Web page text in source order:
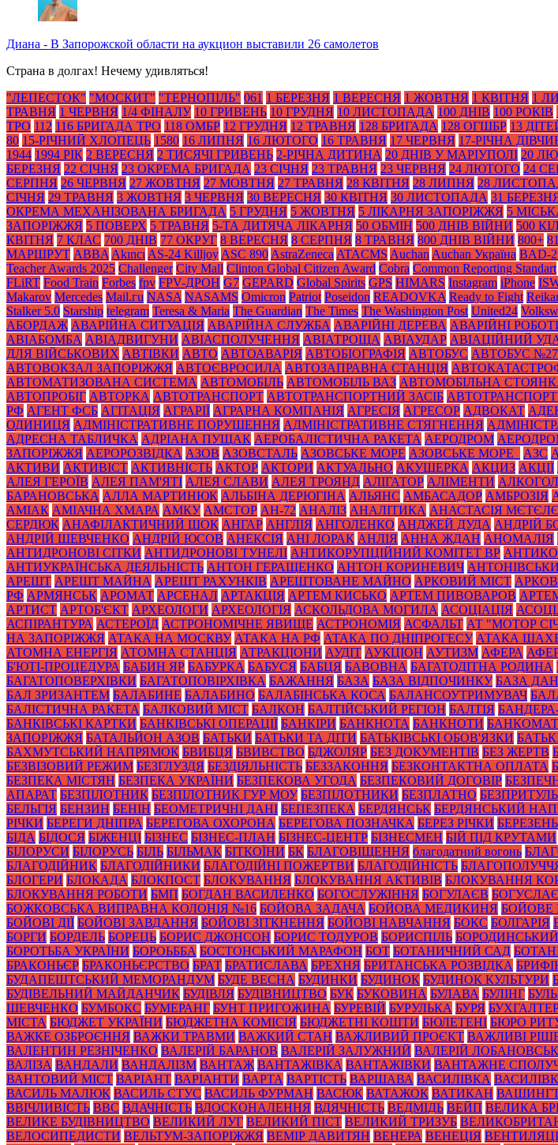
Диана - В Запорожской области на аукцион выставили 26 самолетов
Страна в долгах! Нечему удивляться!
"ЛЕПЕСТОК" "МОСКИТ" "ТЕРНОПІЛЬ" 061 1 БЕРЕЗНЯ 1 ВЕРЕСНЯ 1 ЖОВТНЯ 1 КВІТНЯ 1
ТРАВНЯ 1 ЧЕРВНЯ 1/4 ФІНАЛУ 10 ГРИВЕНЬ 10 ГРУДНЯ 10 ЛИСТОПАДА 100 ДНІВ 100 РОКІВ
ТРО 112 116 БРИГАДА ТРО 118 ОМБР 12 ГРУДНЯ 12 ТРАВНЯ 128 БРИГАДА 128 ОГШБР 13
80 15-РІЧНИЙ ХЛОПЕЦЬ 1580 16 ЛИПНЯ 16 ЛЮТОГО 16 ТРАВНЯ 17 ЧЕРВНЯ 17-РІЧНА
1944 1994 РІК 2 ВЕРЕСНЯ 2 ТИСЯЧІ ГРИВЕНЬ 2-РІЧНА ДИТИНА 20 ДНІВ У МАРІУПОЛІ 20
БЕРЕЗНЯ 22 СІЧНЯ 23 ОКРЕМА БРИГАДА 23 СІЧНЯ 23 ТРАВНЯ 23 ЧЕРВНЯ 24 ЛЮТОГО 24
СЕРПНЯ 26 ЧЕРВНЯ 27 ЖОВТНЯ 27 МОВТНЯ 27 ТРАВНЯ 28 КВІТНЯ 28 ЛИПНЯ 28
СІЧНЯ 29 ТРАВНЯ 3 ЖОВТНЯ 3 ЧЕРВНЯ 30 ВЕРЕСНЯ 30 КВІТНЯ 30 ЛИСТОПАДА 31
ОКРЕМА МЕХАНІЗОВАНА БРИГАДА 5 ГРУДНЯ 5 ЖОВТНЯ 5 ЛІКАРНЯ ЗАПОРІЖЖЯ 5
ЗАПОРІЖЖЯ 5 ПОВЕРХ 5 ТРАВНЯ 5-ТА ДИТЯЧА ЛІКАРНЯ 50 ОБМІН 500 ДНІВ ВІЙНИ 500
КВІТНЯ 7 КЛАС 700 ДНІВ 77 ОКРУГ 8 ВЕРЕСНЯ 8 СЕРПНЯ 8 ТРАВНЯ 800 ДНІВ ВІЙНИ 800+
МАРШРУТ ABBA Akıncı AS-24 Killjoy ASC 890 AstraZeneca ATACMS Auchan Auchan Україна BAD-2
Teacher Awards 2025 Challenger City Mall Clinton Global Citizen Award Cobra Common Reporting Standart
FLiRT Food Train Forbes fpv FPV-ДРОН G7 GEPARD Global Spirits GPS HIMARS Instagram iPhone
Makarov Mercedes Mаil.гu NASA NASAMS Omicron Patriot Poseidon READOVKA Ready to Fight
Stalker 5.0 Starship telegram Teresa & Maria The Guardian The Times The Washington Post United24
АБОРДАЖ АВАРІЙНА СИТУАЦІЯ АВАРІЙНА СЛУЖБА АВАРІЙНІ ДЕРЕВА АВАРІЙНІ
АВІАБОМБА АВІАДВИГУНИ АВІАСПОЛУЧЕННЯ АВІАТРОЩА АВІАУДАР АВІАЦІЙНИЙ
ДЛЯ ВІЙСЬКОВИХ АВТІВКИ АВТО АВТОАВАРІЯ АВТОБІОГРАФІЯ АВТОБУС АВТОБУС №27
АВТОВОКЗАЛ ЗАПОРІЖЖЯ АВТОЄВРОСИЛА АВТОЗАПРАВНА СТАНЦІЯ
АВТОМАТИЗОВАНА СИСТЕМА АВТОМОБІЛЬ АВТОМОБІЛЬ ВАЗ АВТОМОБІЛЬНА
АВТОПРОБІГ АВТОРКА АВТОТРАНСПОРТ АВТОТРАНСПОРТНИЙ ЗАСІБ
РФ АГЕНТ ФСБ АГІТАЦІЯ АГРАРІЇ АГРАРНА КОМПАНІЯ АГРЕСІЯ АГРЕСОР АДВОКАТ
ОДИНИЦЯ АДМІНІСТРАТИВНЕ ПОРУШЕННЯ АДМІНІСТРАТИВНЕ СТЯГНЕННЯ
АДРЕСНА ТАБЛИЧКА АДРІАНА ПУЩАК АЕРОБАЛІСТИЧНА РАКЕТА АЕРОДРОМ
ЗАПОРІЖЖЯ АЕРОРОЗВІДКА АЗОВ АЗОВСТАЛЬ АЗОВСЬКЕ МОРЕ АЗОВСЬКЕ МОРЕ_ АЗС
АКТИВИ АКТИВІСТ АКТИВНІСТЬ АКТОР АКТОРИ АКТУАЛЬНО АКУШЕРКА АКЦИЗ АКЦІЇ
АЛЕЯ ГЕРОЇВ АЛЕЯ ПАМ'ЯТІ АЛЕЯ СЛАВИ АЛЕЯ ТРОЯНД АЛІГАТОР АЛІМЕНТИ
БАРАНОВСЬКА АЛЛА МАРТИНЮК АЛЬБІНА ДЕРЮГІНА АЛЬЯНС АМБАСАДОР АМБРОЗІЯ
АМІАК АМІАЧНА ХМАРА АМКУ АМСТОР АН-72 АНАЛІЗ АНАЛІТИКА АНАСТАСІЯ
СЕРДЮК АНАФІЛАКТИЧНИЙ ШОК АНГАР АНГЛІЯ АНГОЛЕНКО АНДЖЕЙ ДУДА АНДРІЙ
АНДРІЙ ШЕВЧЕНКО АНДРІЙ ЮСОВ АНЕКСІЯ АНІ ЛОРАК АНЛІЯ АННА ЖДАН АНОМАЛІЯ
АНТИДРОНОВІ СІТКИ АНТИДРОНОВІ ТУНЕЛІ АНТИКОРУПЦІЙНИЙ КОМІТЕТ ВР
АНТИУКРАЇНСЬКА ДЕЯЛЬНІСТЬ АНТОН ГЕРАЩЕНКО АНТОН КОРИНЕВИЧ
АРЕШТ АРЕШТ МАЙНА АРЕШТ РАХУНКІВ АРЕШТОВАНЕ МАЙНО АРКОВИЙ МІСТ
РФ АРМЯНСЬК АРОМАТ АРСЕНАЛ АРТАКЦІЯ АРТЕМ КИСЬКО АРТЕМ ПИВОВАРОВ
АРТИСТ АРТОБ'ЄКТ АРХЕОЛОГИ АРХЕОЛОГІЯ АСКОЛЬДОВА МОГИЛА АСОЦІАЦІЯ
АСПІРАНТУРА АСТЕРОЇД АСТРОНОМІЧНЕ ЯВИЩЕ АСТРОНОМІЯ АСФАЛЬТ АТ "МОТОР
НА ЗАПОРІЖЖЯ АТАКА НА МОСКВУ АТАКА НА РФ АТАКА ПО ДНІПРОГЕСУ АТАКА
АТОМНА ЕНЕРГІЯ АТОМНА СТАНЦІЯ АТРАКЦІОНИ АУДІТ АУКЦІОН АУТИЗМ АФЕРА
Б'ЮТІ-ПРОЦЕДУРА БАБИН ЯР БАБУРКА БАБУСЯ БАБЦЯ БАВОВНА БАГАТОДІТНА РОДИНА
БАГАТОПОВЕРХІВКИ БАГАТОПОВІРХІВКА БАЖАННЯ БАЗА БАЗА ВІДПОЧИНКУ БАЗА
БАЛ ЗРИЗАНТЕМ БАЛАБИНЕ БАЛАБИНО БАЛАБІНСЬКА КОСА БАЛАНСОУТРИМУВАЧ
БАЛІСТИЧНА РАКЕТА БАЛКОВИЙ МІСТ БАЛКОН БАЛТІЙСЬКИЙ РЕГІОН БАЛТІЯ
БАНКІВСЬКІ КАРТКИ БАНКІВСЬКІ ОПЕРАЦІЇ БАНКІРИ БАНКНОТА БАНКНОТИ БАНКОМАТ
ЗАПОРІЖЖЯ БАТАЛЬЙОН АЗОВ БАТЬКИ БАТЬКИ ТА ДІТИ БАТЬКІВСЬКІ ОБОВ'ЯЗКИ
БАХМУТСЬКИЙ НАПРЯМОК БВИБЦЯ БВИВСТВО БДЖОЛЯР БЕЗ ДОКУМЕНТІВ БЕЗ ЖЕРТВ
БЕЗВІЗОВИЙ РЕЖИМ БЕЗГЛУЗДЯ БЕЗДІЯЛЬНІСТЬ БЕЗЗАКОННЯ БЕЗКОНТАКТНА ОПЛАТА
БЕЗПЕКА МІСТЯН БЕЗПЕКА УКРАЇНИ БЕЗПЕКОВА УГОДА БЕЗПЕКОВИЙ ДОГОВІР
АПАРАТ БЕЗПІЛОТНИК БЕЗПІЛОТНИК ГУР МОУ БЕЗПІЛОТНИКИ БЕЗПЛАТНО
БЕЛЬГІЯ БЕНЗИН БЕНІН БЕОМЕТРИЧНІ ДАНІ БЕПЕЗПЕКА БЕРДЯНСЬК БЕРДЯНСЬКИЙ
РІЧКИ БЕРЕГИ ДНІПРА БЕРЕГОВА ОХОРОНА БЕРЕГОВА ПОЗНАЧКА БЕРЕЗ РІЧКИ БЕРЕЗЕНЬ
БІДА БІДОСЯ БІЖЕНЦІ БІЗНЕС БІЗНЕС-ПЛАН БІЗНЕС-ЦЕНТР БІЗНЕСМЕН БІЙ ПІД КРУТАМИ
БІЛОРУСИ БІЛОРУСЬ БІЛЬ БІЛЬМАК БІТКОЇНИ БК БЛАГОВІЩЕННЯ благодатний вогонь
БЛАГОДІЙНИК БЛАГОДІЙНИКИ БЛАГОДІЙНІ ПОЖЕРТВИ БЛАГОДІЙНІСТЬ
БЛОГЕРИ БЛОКАДА БЛОКПОСТ БЛОКУВАННЯ БЛОКУВАННЯ АКТИВІВ БЛОКУВАННЯ
БЛОКУВАННЯ РОБОТИ БМП БОГДАН ВАСИЛЕНКО БОГОСЛУЖІННЯ БОГУЛАЄВ
БОЖКОВСЬКА ВИПРАВНА КОЛОНІЯ №16 БОЙОВА ЗАДАЧА БОЙОВА МЕДИКИНЯ БОЙОВЕ
БОЙОВІ ДІЇ БОЙОВІ ЗАВДАННЯ БОЙОВІ ЗІТКНЕННЯ БОЙОВІ НАВЧАННЯ БОКС БОЛГАРІЯ
БОРГИ БОРДЕЛЬ БОРЕЦЬ БОРИС ДЖОНСОН БОРИС ТОДУРОВ БОРИСПІЛЬ
БОРОТЬБА УКРАЇНИ БОРОЬББА БОСТОНСЬКИЙ МАРАФОН БОТ БОТАНИЧНИЙ САД
БРАКОНЬЄР БРАКОНЬЄРСТВО БРАТ БРАТИСЛАВА БРЕХНЯ БРИТАНСЬКА РОЗВІДКА
БУДАПЕШТСЬКИЙ МЕМОРАНДУМ БУДЕ ВЕСНА БУДИНКИ БУДИНОК БУДИНОК КУЛЬТУРИ
БУДІВЕЛЬНИЙ МАЙДАНЧИК БУДІВЛЯ БУДІВНИЦТВО БУК БУКОВИНА БУЛАВА БУЛІНГ
ШЕВЧЕНКО БУМБОКС БУМЕРАНГ БУНТ ПРИГОЖИНА БУРЕВІЙ БУРУЛЬКА БУРЯ
МІСТА БЮДЖЕТ УКРАЇНИ БЮДЖЕТНА КОМІСІЯ БЮДЖЕТНІ КОШТИ БЮЛЕТЕНІ БЮРО
ВАЖКЕ ОЗБРОЄННЯ ВАЖКИ ТРАВМИ ВАЖКИЙ СТАН ВАЖЛИВИЙ ПРОЄКТ ВАЖЛИВІ
ВАЛЕНТИН РЕЗНІЧЕНКО ВАЛЕРІЙ БАРАНОВ ВАЛЕРІЙ ЗАЛУЖНИЙ ВАЛЕРІЙ
ВАЛІЗА ВАНДАЛИ ВАНДАЛІЗМ ВАНТАЖ ВАНТАЖІВКА ВАНТАЖІВКИ ВАНТАЖНЕ
ВАНТОВИЙ МІСТ ВАРІАНТ ВАРІАНТИ ВАРТА ВАРТІСТЬ ВАРШАВА ВАСИЛІВКА
ВАСИЛЬ МАЛЮК ВАСИЛЬ СТУС ВАСИЛЬ ФУРМАН ВАСЮК ВАТАЖОК ВАТИКАН
ВВІЧЛИВІСТЬ ВВС ВДАЧНІСТЬ ВДОСКОНАЛЕННЯ ВДЯЧНІСТЬ ВЕДМІДЬ ВЕЙП ВЕЛИКА
ВЕЛИКЕ БУДІВНИЦТВО ВЕЛИКИЙ ЛУГ ВЕЛИКИЙ ПІСТ ВЕЛИКИЙ ТРИЗУБ
ВЕЛОСИПЕДИСТИ ВЕЛЬТУМ-ЗАПОРІЖЖЯ ВЕМІР ДАВИТЯН ВЕНЕРА ВЕНЕЦІЯ